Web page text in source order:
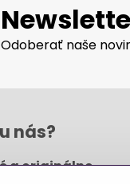
Odoberať naše
nás?
a originálne